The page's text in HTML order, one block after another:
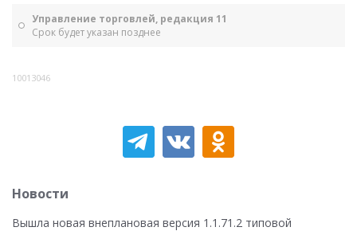
Управление торговлей, редакция 11
Срок будет указан позднее
10013046
Новости
Вышла новая внеплановая версия 1.1.71.2 типовой